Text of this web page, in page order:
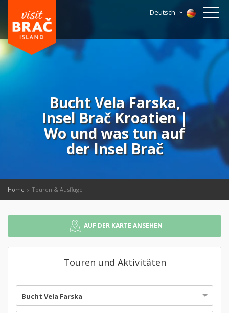
Deutsch
Bucht Vela Farska,
Insel Brač Kroatien |
Wo und was tun auf
der Insel Brač
Home Touren & Ausflüge
AUF DER KARTE ANSEHEN
Touren und Aktivitäten
Bucht Vela Farska